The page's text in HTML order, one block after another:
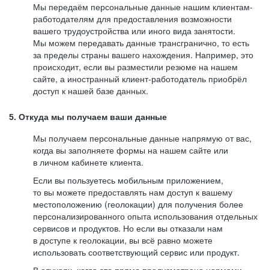
Мы передаём персональные данные нашим клиентам-
работодателям для предоставления возможности
вашего трудоустройства или иного вида занятости.
Мы можем передавать данные трансгранично, то есть
за пределы страны вашего нахождения. Например, это
происходит, если вы разместили резюме на нашем
сайте, а иностранный клиент-работодатель приобрёл
доступ к нашей базе данных.
5. Откуда мы получаем ваши данные
Мы получаем персональные данные напрямую от вас,
когда вы заполняете формы на нашем сайте или
в личном кабинете клиента.
Если вы пользуетесь мобильным приложением,
то вы можете предоставлять нам доступ к вашему
местоположению (геолокации) для получения более
персонализированного опыта использования отдельных
сервисов и продуктов. Но если вы отказали нам
в доступе к геолокации, вы всё равно можете
использовать соответствующий сервис или продукт.